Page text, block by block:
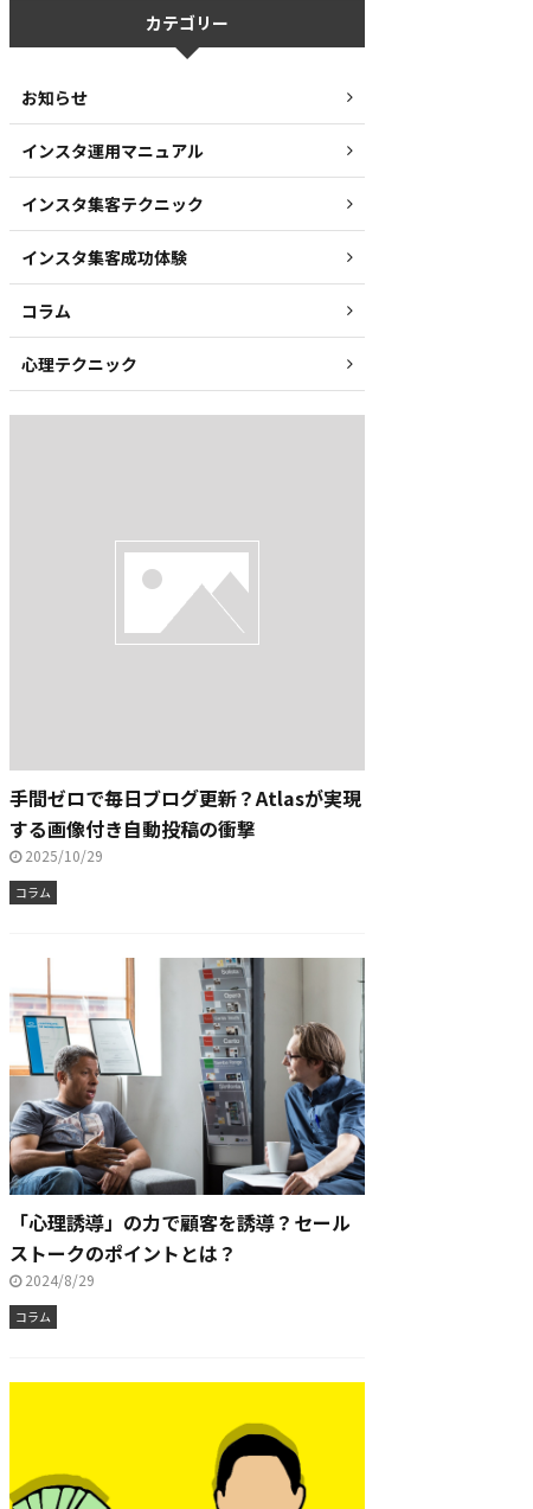
カテゴリー
お知らせ
インスタ運用マニュアル
インスタ集客テクニック
インスタ集客成功体験
コラム
心理テクニック
手間ゼロで毎日ブログ更新？Atlasが実現
する画像付き自動投稿の衝撃
2025/10/29
コラム
「心理誘導」の力で顧客を誘導？セール
ストークのポイントとは？
2024/8/29
コラム